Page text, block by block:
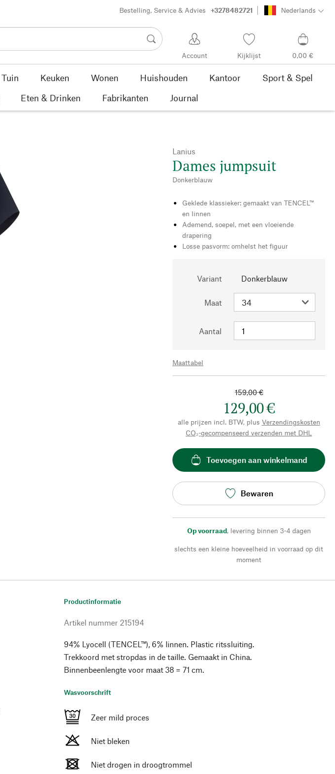
Bestelling, Service & Advies +3278482721 Nederlands
Account Kijklijst 0,00 €
Tuin Keuken Wonen Huishouden Kantoor
Sport & Spel
Eten & Drinken Fabrikanten Journal
Lanius
Dames jumpsuit
Donkerblauw
Geklede klassieker: gemaakt van TENCEL™
en linnen
Ademend, soepel, met een vloeiende
drapering
Losse pasvorm: omhelst het figuur
Variant Donkerblauw
Maat
Aantal
Maattabel
159,00 €
129,00 €
alle prijzen incl. BTW, plus Verzendingskosten
CO₂-gecompenseerd verzenden met DHL
Toevoegen aan winkelmand
Bewaren
Op voorraad, levering binnen 3-4 dagen
slechts een kleine hoeveelheid in voorraad op dit
moment
Productinformatie
Artikel nummer 215194
94% Lyocell (TENCEL™), 6% linnen. Plastic ritssluiting.
Trekkoord met stropdas in de taille. Gemaakt in China.
Binnenbeenlengte voor maat 38 = 71 cm.
Wasvoorschrift
Zeer mild proces
Niet bleken
Niet drogen in droogtrommel